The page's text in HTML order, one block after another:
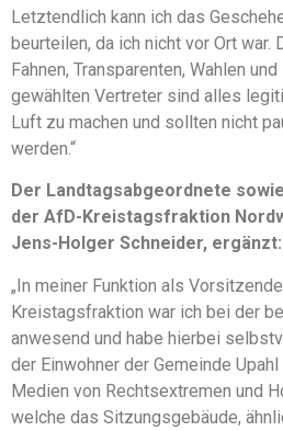
Letztendlich kann ich das
beurteilen, da ich nicht vor Ort war.
Fahnen, Transparenten, Wahlen
gewählten Vertreter sind alles
Luft zu machen und sollten nicht
werden.“
Der Landtagsabgeordnete
der AfD-Kreistagsfraktion
Jens-Holger Schneider, ergänzt:
„In meiner Funktion als
Kreistagsfraktion war ich bei der
anwesend und habe hierbei
der Einwohner der Gemeinde
Medien von Rechtsextremen und
welche das Sitzungsgebäude,